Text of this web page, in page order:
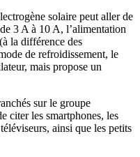
solaire peut aller de
3 A à 10 A, l’alimentation
la différence des
de refroidissement, le
mais propose un
sur le groupe
citer les smartphones, les
ainsi que les petits